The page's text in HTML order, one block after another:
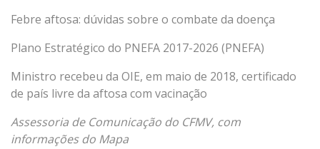
Febre aftosa: dúvidas sobre o combate da doença
Plano Estratégico do PNEFA 2017-2026 (PNEFA)
Ministro recebeu da OIE, em maio de 2018, certificado
de país livre da aftosa com vacinação
Assessoria de Comunicação do CFMV, com
informações do Mapa